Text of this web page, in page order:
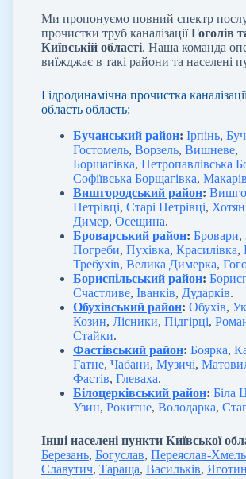
Ми пропонуємо повний спектр
прочистки труб каналізаціїГоголів
Київській області. Наша команда
виїжджає в такі райони та населені
Гідродинамічна прочистка
область область:
Бучанський район: Ірпінь,
Гостомель, Ворзель, Вишневе,
Борщагівка, Петропавлівська
Софіївська Борщагівка, Макарів
Вишгородський район:
Петрівці, Старі Петрівці,
Димер, Осещина.
Броварський район: Бровари,
Погреби, Пухівка, Красилівка,
Требухів, Велика Димерка,
Бориспільський район:
Счастливе, Іванків, Дударків.
Обухівський район: Обухів,
Козин, Лісники, Підгірці,
Стайки.
Фастівський район: Боярка,
Гатне, Чабани, Музичі,
Фастів, Глеваха.
Білоцерківський район: Біла
Узин, Рокитне, Володарка,
Інші населені пункти Київської
Березань, Богуслав, Переяслав-
Славутич, Тараща, Васильків, Яготин